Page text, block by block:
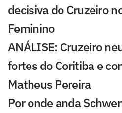
decisiva do Cruzeiro
Feminino
ANÁLISE: Cruzeiro
fortes do Coritiba e
Matheus Pereira
Por onde anda